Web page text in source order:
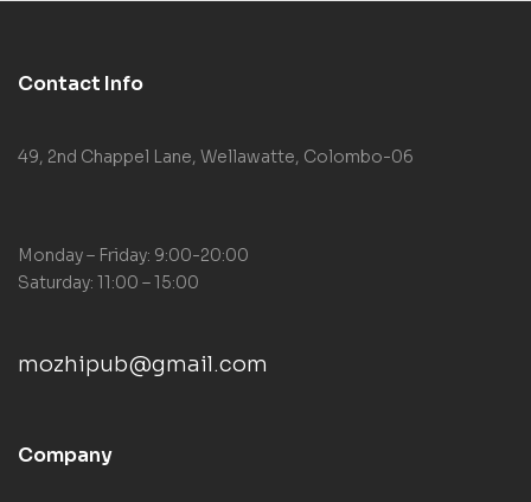
Contact Info
49, 2nd Chappel Lane, Wellawatte, Colombo-06
Monday – Friday: 9:00-20:00
Saturday: 11:00 – 15:00
mozhipub@gmail.com
Company